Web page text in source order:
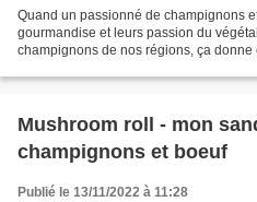
Quand un passionné de champignons
gourmandise et leurs passion du
champignons de nos régions, ça
Mushroom roll - mon
champignons et boeuf
Publié le 13/11/2022 à 11:28